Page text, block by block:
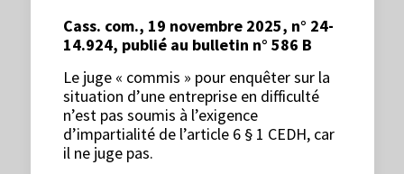
Cass. com., 19 novembre 2025, n° 24-
14.924, publié au bulletin n° 586 B
Le juge « commis » pour enquêter sur la
situation d’une entreprise en difficulté
n’est pas soumis à l’exigence
d’impartialité de l’article 6 § 1 CEDH, car
il ne juge pas.